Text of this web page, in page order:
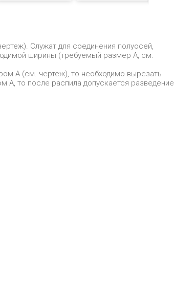
Служат для соединения полуосей,
ширины (требуемый размер А, см.
А (см. чертеж), то необходимо вырезать
то после распила допускается разведение